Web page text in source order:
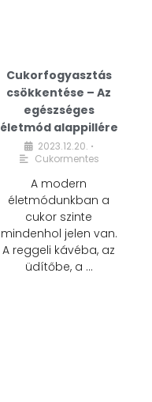
Cukorfogyasztás
csökkentése – Az
egészséges
életmód alappillére
2023.12.20. •
Cukormentes
A modern
életmódunkban a
cukor szinte
mindenhol jelen van.
A reggeli kávéba, az
üdítőbe, a …